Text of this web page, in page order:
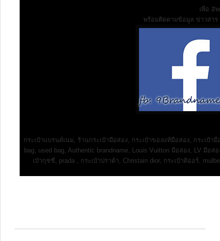
เพื่อ อั
พร้อมติดตามข้อมูล ข่าวสา
กระเป๋าแบรนด์เนม, ร้านกระเป๋ามือสอง, กระเป๋าของแท้มือสอง, กระเป๋า
bag, used bag, Authentic brandname, Louis Vuitton มือสอง, LV มือ
เป๋ากุชชี่, prada , กระเป๋าปราด้า, Christain dior, กระเป๋าดิออร์,